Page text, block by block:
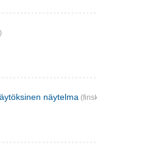
näytelma (finsk)